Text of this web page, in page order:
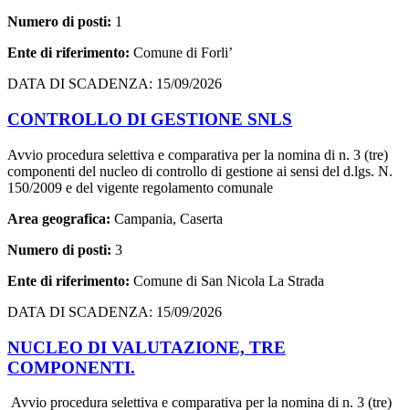
Numero di posti: 1
Ente di riferimento: Comune di Forli’
DATA DI SCADENZA: 15/09/2026
CONTROLLO DI GESTIONE SNLS
Avvio procedura selettiva e comparativa per la nomina di n. 3 (tre)
componenti del nucleo di controllo di gestione ai sensi del d.lgs. N.
150/2009 e del vigente regolamento comunale
Area geografica: Campania, Caserta
Numero di posti: 3
Ente di riferimento: Comune di San Nicola La Strada
DATA DI SCADENZA: 15/09/2026
NUCLEO DI VALUTAZIONE, TRE
COMPONENTI.
Avvio procedura selettiva e comparativa per la nomina di n. 3 (tre)